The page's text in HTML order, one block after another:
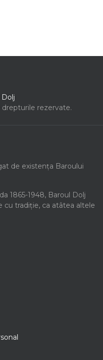
drepturile rezervate.
de existența Baroului
1865-1948, Baroul Dolj
tradiție, ca atâtea altele